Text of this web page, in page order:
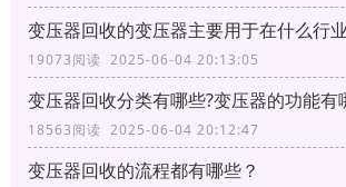
变压器回收的变压器主要用于在什么行
19073阅读 2025-06-04 20:13:05
变压器回收分类有哪些?变压器的功能有
18563阅读 2025-06-04 20:12:47
变压器回收的流程都有哪些？